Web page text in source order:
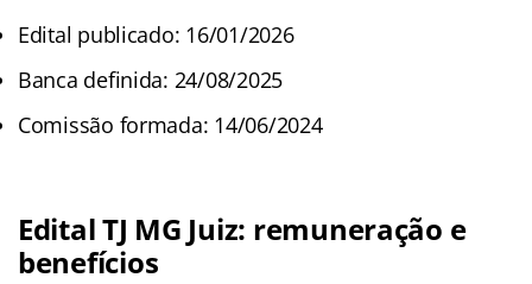
Edital publicado: 16/01/2026
Banca definida: 24/08/2025
Comissão formada: 14/06/2024
Edital TJ MG Juiz: remuneração e
benefícios